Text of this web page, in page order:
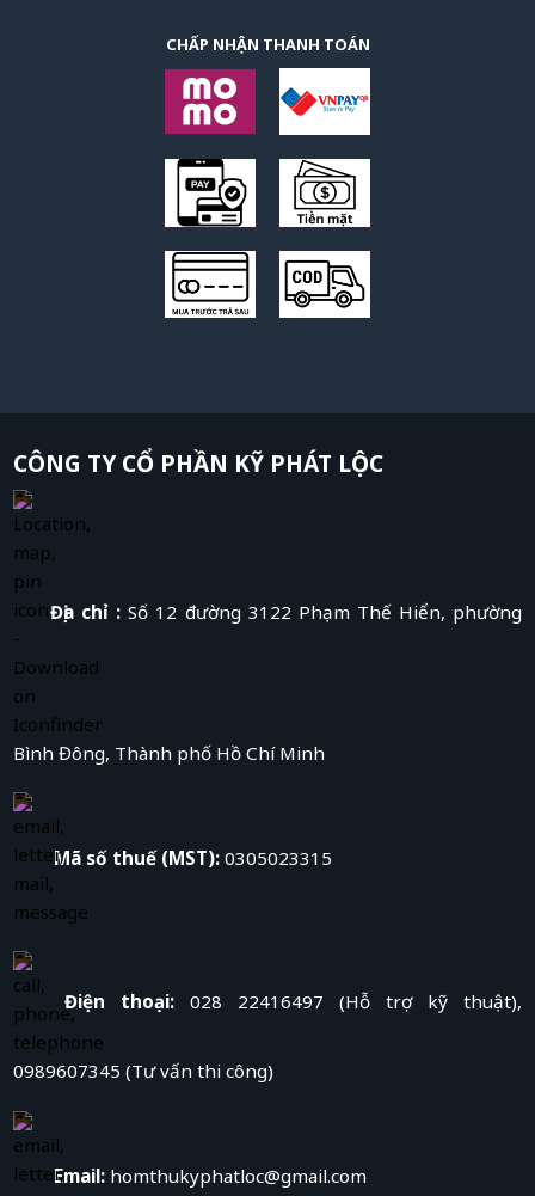
CHẤP NHẬN THANH TOÁN
CÔNG TY CỔ PHẦN KỸ PHÁT LỘC
Địa chỉ : Số 12 đường 3122 Phạm Thế Hiển, phường
Bình Đông, Thành phố Hồ Chí Minh
Mã số thuế (MST): 0305023315
Điện thoại: 028 22416497 (Hỗ trợ kỹ thuật),
0989607345 (Tư vấn thi công)
Email: homthukyphatloc@gmail.com